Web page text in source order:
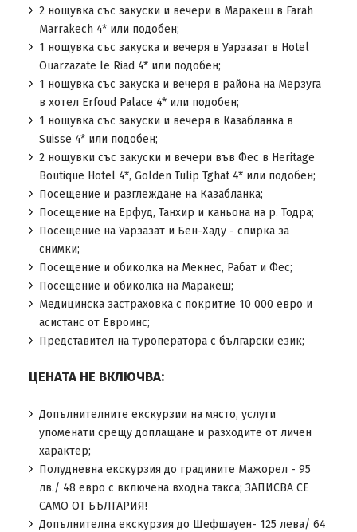
2 нощувка със закуски и вечери в Маракеш в Farah
Marrakech 4* или подобен;
1 нощувка със закуска и вечеря в Уарзазат в Hotel
Ouarzazate le Riad 4* или подобен;
1 нощувка със закуска и вечеря в района на Мерзуга
в хотел Erfoud Palace 4* или подобен;
1 нощувка със закуски и вечеря в Казабланка в
Suisse 4* или подобен;
2 нощувки със закуски и вечери във Фес в Heritage
Boutique Hotel 4*, Golden Tulip Tghat 4* или подобен;
Посещение и разглеждане на Казабланка;
Посещение на Ерфуд, Танхир и каньона на р. Тодра;
Посещение на Уарзазат и Бен-Хаду - спирка за
снимки;
Посещение и обиколка на Мекнес, Рабат и Фес;
Посещение и обиколка на Маракеш;
Медицинска застраховка с покритие 10 000 евро и
асистанс от Евроинс;
Представител на туроператора с български език;
ЦЕНАТА НЕ ВКЛЮЧВА:
Допълнителните екскурзии на място, услуги
упоменати срещу доплащане и разходите от личен
характер;
Полудневна екскурзия до градините Мажорел - 95
лв./ 48 евро с включена входна такса; ЗАПИСВА СЕ
САМО ОТ БЪЛГАРИЯ!
Допълнителна екскурзия до Шефшауен- 125 лева/ 64